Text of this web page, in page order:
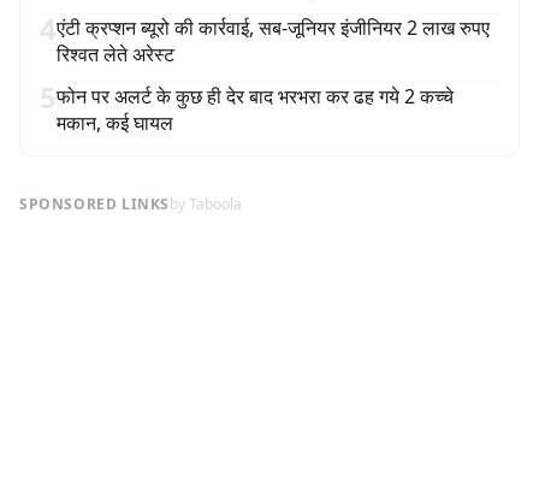
4एंटी क्रप्शन ब्यूरो की कार्रवाई, सब-जूनियर इंजीनियर 2 लाख रुपए
रिश्वत लेते अरेस्ट
5फोन पर अलर्ट के कुछ ही देर बाद भरभरा कर ढह गये 2 कच्चे
मकान, कई घायल
SPONSORED LINKSby Taboola